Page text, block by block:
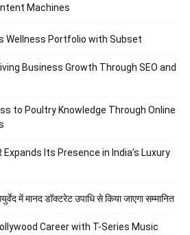
Machines
Wellness Portfolio with Subset
Business Growth Through SEO and
to Poultry Knowledge Through Online
Expands Its Presence in India’s Luxury
में मानद डॉक्टरेट उपाधि से किया जाएगा सम्मानित
Career with T-Series Music